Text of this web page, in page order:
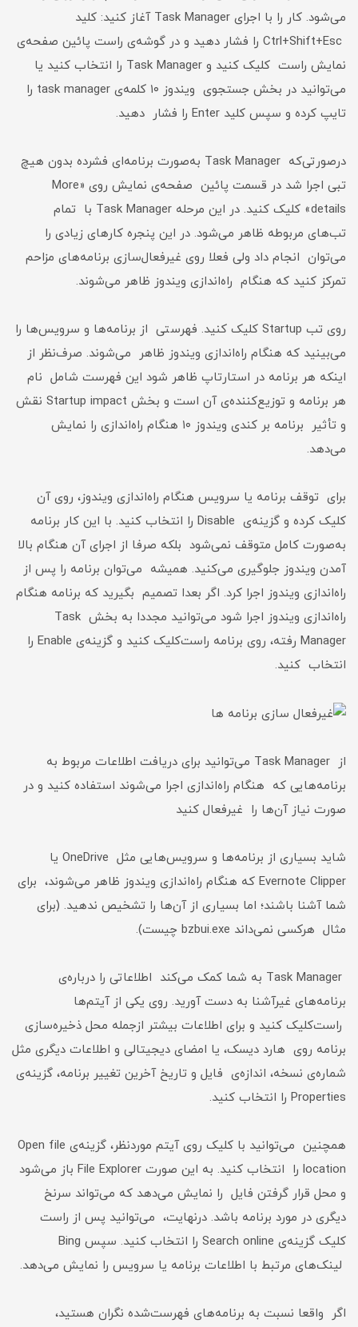
می‌شود. کار را با اجرای Task Manager آغاز کنید: کلید
Ctrl+Shift+Esc را فشار دهید و در گوشه‌ی راست پائین صفحه‌ی
نمایش راست کلیک کنید و Task Manager را انتخاب کنید یا
می‌توانید در بخش جستجوی ویندوز ۱۰ کلمه‌ی task manager را
تایپ کرده و سپس کلید Enter را فشار دهید.
درصورتی‌که Task Manager به‌صورت برنامه‌ای فشرده بدون هیچ
تبی اجرا شد در قسمت پائین صفحه‌ی نمایش روی «More
details» کلیک کنید. در این مرحله Task Manager با تمام
تب‌های مربوطه ظاهر می‌شود. در این پنجره کارهای زیادی را
می‌توان انجام داد ولی فعلا روی غیرفعال‌سازی برنامه‌های مزاحم
تمرکز کنید که هنگام راه‌اندازی ویندوز ظاهر می‌شوند.
روی تب Startup کلیک کنید. فهرستی از برنامه‌ها و سرویس‌ها را
می‌بینید که هنگام راه‌اندازی ویندوز ظاهر می‌شوند. صرف‌نظر از
اینکه هر برنامه در استارتاپ ظاهر شود این فهرست شامل نام
هر برنامه و توزیع‌کننده‌ی آن است و بخش Startup impact نقش
و تأثیر برنامه بر کندی ویندوز ۱۰ هنگام راه‌اندازی را نمایش
می‌دهد.
برای توقف برنامه یا سرویس هنگام راه‌اندازی ویندوز، روی آن
کلیک کرده و گزینه‌ی Disable را انتخاب کنید. با این کار برنامه
به‌صورت کامل متوقف نمی‌شود بلکه صرفا از اجرای آن هنگام بالا
آمدن ویندوز جلوگیری می‌کنید. همیشه می‌توان برنامه را پس از
راه‌اندازی ویندوز اجرا کرد. اگر بعدا تصمیم‌ بگیرید که برنامه هنگام
راه‌اندازی ویندوز اجرا شود می‌توانید مجددا به بخش Task
Manager رفته، روی برنامه راست‌کلیک کنید و گزینه‌ی Enable را
انتخاب کنید.
از Task Manager می‌توانید برای دریافت اطلاعات مربوط به
برنامه‌هایی که هنگام راه‌اندازی اجرا می‌شوند استفاده کنید و در
صورت نیاز آن‌ها را غیرفعال کنید
شاید بسیاری از برنامه‌ها و سرویس‌هایی مثل OneDrive یا
Evernote Clipper که هنگام راه‌اندازی ویندوز ظاهر می‌شوند، برای
شما آشنا باشند؛ اما بسیاری از آن‌ها را تشخیص ندهید. (برای
مثال هرکسی نمی‌داند bzbui.exe چیست).
Task Manager به شما کمک می‌کند اطلاعاتی را درباره‌ی
برنامه‌های غیرآشنا به دست آورید. روی یکی از آیتم‌ها
راست‌کلیک کنید و برای اطلاعات بیشتر ازجمله محل ذخیره‌سازی
برنامه روی هارد دیسک، یا امضای دیجیتالی و اطلاعات دیگری مثل
شماره‌ی نسخه، اندازه‌ی فایل و تاریخ آخرین تغییر برنامه، گزینه‌ی
Properties را انتخاب کنید.
همچنین می‌توانید با کلیک روی آیتم موردنظر، گزینه‌ی Open file
location را انتخاب کنید. به این صورت File Explorer باز می‌شود
و محل قرار گرفتن فایل را نمایش می‌دهد که می‌تواند سرنخ
دیگری در مورد برنامه باشد. درنهایت، می‌توانید پس از راست
کلیک گزینه‌ی Search online را انتخاب کنید. سپس Bing
لینک‌های مرتبط با اطلاعات برنامه یا سرویس را نمایش می‌دهد.
اگر واقعا نسبت به برنامه‌های فهرست‌شده نگران هستید،